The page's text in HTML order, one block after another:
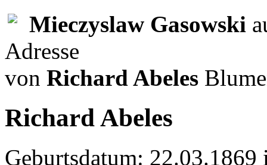
Mieczyslaw Gasowski
Adresse
von Richard Abeles
Richard Abeles
Geburtsdatum: 22.03.1869